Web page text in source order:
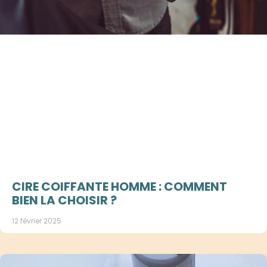
CIRE COIFFANTE HOMME : COMMENT
BIEN LA CHOISIR ?
12 février 2025